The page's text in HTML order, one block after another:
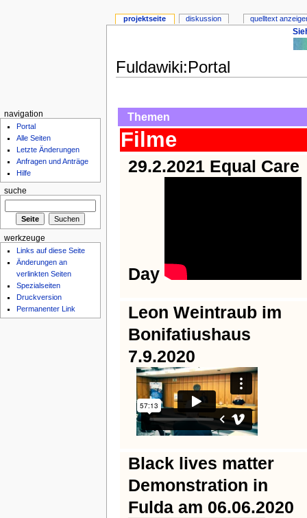
Fuldawiki:Portal
Themen
Filme
29.2.2021 Equal Care
Day
Leon Weintraub im
Bonifatiushaus
7.9.2020
Black lives matter
Demonstration in
Fulda am 06.06.2020
projektseite diskussion quelltext
navigation
Portal
Alle Seiten
Letzte Änderungen
Anfragen und Anträge
Hilfe
suche
werkzeuge
Links auf diese Seite
Änderungen an
verlinkten Seiten
Spezialseiten
Druckversion
Permanenter Link